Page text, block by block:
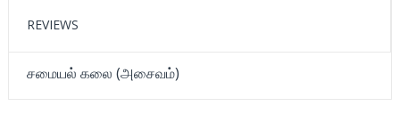
REVIEWS
சமையல் கலை (அசைவம்)